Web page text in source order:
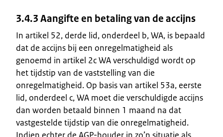
3.4.3 Aangifte en betaling van de accijns
In artikel 52, derde lid, onderdeel b, WA, is bepaald
dat de accijns bij een onregelmatigheid als
genoemd in artikel 2c WA verschuldigd wordt op
het tijdstip van de vaststelling van die
onregelmatigheid. Op basis van artikel 53a, eerste
lid, onderdeel c, WA moet die verschuldigde accijns
dan worden betaald binnen 1 maand na dat
vastgestelde tijdstip van die onregelmatigheid.